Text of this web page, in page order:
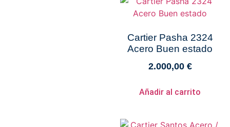
Cartier Pasha 2324
Acero Buen estado
2.000,00 €
Añadir al carrito